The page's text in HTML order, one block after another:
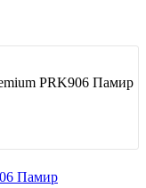
PRK906 Памир
Памир